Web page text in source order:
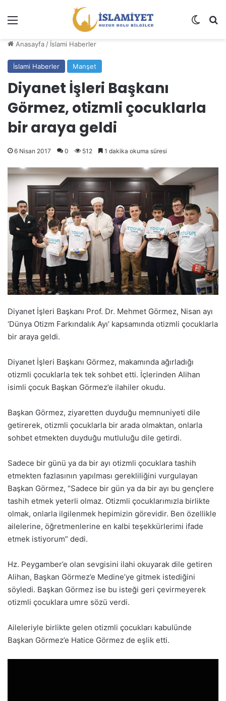
Dış
Anasayfa / İslami Haberler
İslami Haberler Manşet
Diyanet İşleri Başkanı
Görmez, otizmli çocuklarla
bir araya geldi
6 Nisan 2017 0 512 1 dakika okuma süresi
Diyanet İşleri Başkanı Prof. Dr. Mehmet Görmez, Nisan ayı
‘Dünya Otizm Farkındalık Ayı’ kapsamında otizmli çocuklarla
bir araya geldi.
Diyanet İşleri Başkanı Görmez, makamında ağırladığı
otizmli çocuklarla tek tek sohbet etti. İçlerinden Alihan
isimli çocuk Başkan Görmez’e ilahiler okudu.
Başkan Görmez, ziyaretten duyduğu memnuniyeti dile
getirerek, otizmli çocuklarla bir arada olmaktan, onlarla
sohbet etmekten duyduğu mutluluğu dile getirdi.
Sadece bir günü ya da bir ayı otizmli çocuklara tashih
etmekten fazlasının yapılması gerekliliğini vurgulayan
Başkan Görmez, “Sadece bir gün ya da bir ayı bu gençlere
tashih etmek yeterli olmaz. Otizmli çocuklarımızla birlikte
olmak, onlarla ilgilenmek hepimizin görevidir. Ben özellikle
ailelerine, öğretmenlerine en kalbi teşekkürlerimi ifade
etmek istiyorum” dedi.
Hz. Peygamber’e olan sevgisini ilahi okuyarak dile getiren
Alihan, Başkan Görmez’e Medine’ye gitmek istediğini
söyledi. Başkan Görmez ise bu isteği geri çevirmeyerek
otizmli çocuklara umre sözü verdi.
Aileleriyle birlikte gelen otizmli çocukları kabulünde
Başkan Görmez’e Hatice Görmez de eşlik etti.